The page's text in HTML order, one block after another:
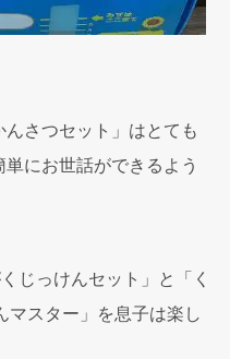
さつセット」はとても
にお世話ができるよう
じっけんセット」と「く
マスター」を息子は楽し